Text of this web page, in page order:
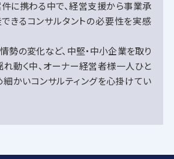
に携わる中で、経営支援から事業承
きるコンサルタントの必要性を実感
勢の変化など、中堅・中小企業を取り
れ動く中、オーナー経営者様一人ひと
細かいコンサルティングを心掛けてい